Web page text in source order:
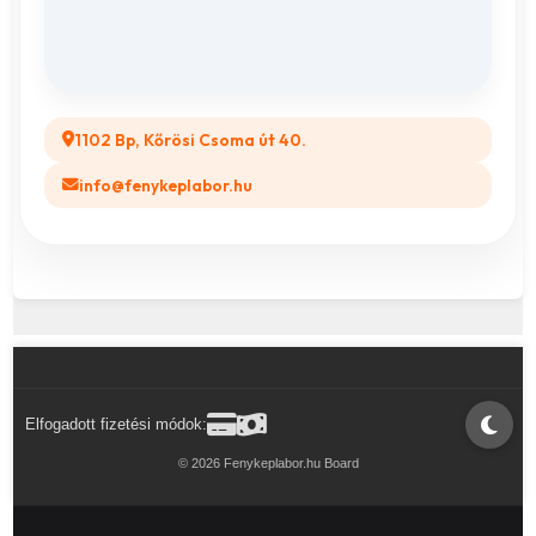
1102 Bp, Kőrösi Csoma út 40.
info@fenykeplabor.hu
Elfogadott fizetési módok:
© 2026 Fenykeplabor.hu Board